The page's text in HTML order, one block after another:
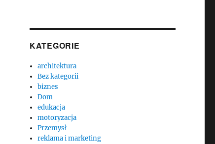
KATEGORIE
architektura
Bez kategorii
biznes
Dom
edukacja
motoryzacja
Przemysł
reklama i marketing